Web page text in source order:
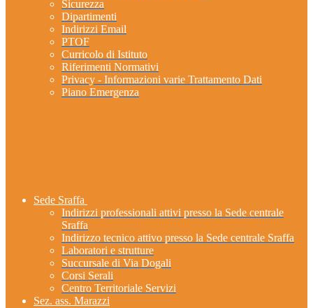
Sicurezza
Dipartimenti
Indirizzi Email
PTOF
Curricolo di Istituto
Riferimenti Normativi
Privacy - Informazioni varie Trattamento Dati
Piano Emergenza
Sede Sraffa
Indirizzi professionali attivi presso la Sede centrale
Sraffa
Indirizzo tecnico attivo presso la Sede centrale Sraffa
Laboratori e strutture
Succursale di Via Dogali
Corsi Serali
Centro Territoriale Servizi
Sez. ass. Marazzi